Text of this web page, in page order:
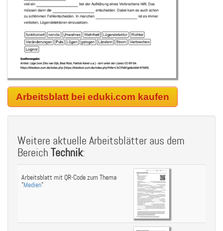
Arbeitsblatt bei eduki.com kaufen
Weitere aktuelle Arbeitsblätter aus dem
Bereich Technik:
Arbeitsblatt mit QR-Code zum Thema
"Medien"